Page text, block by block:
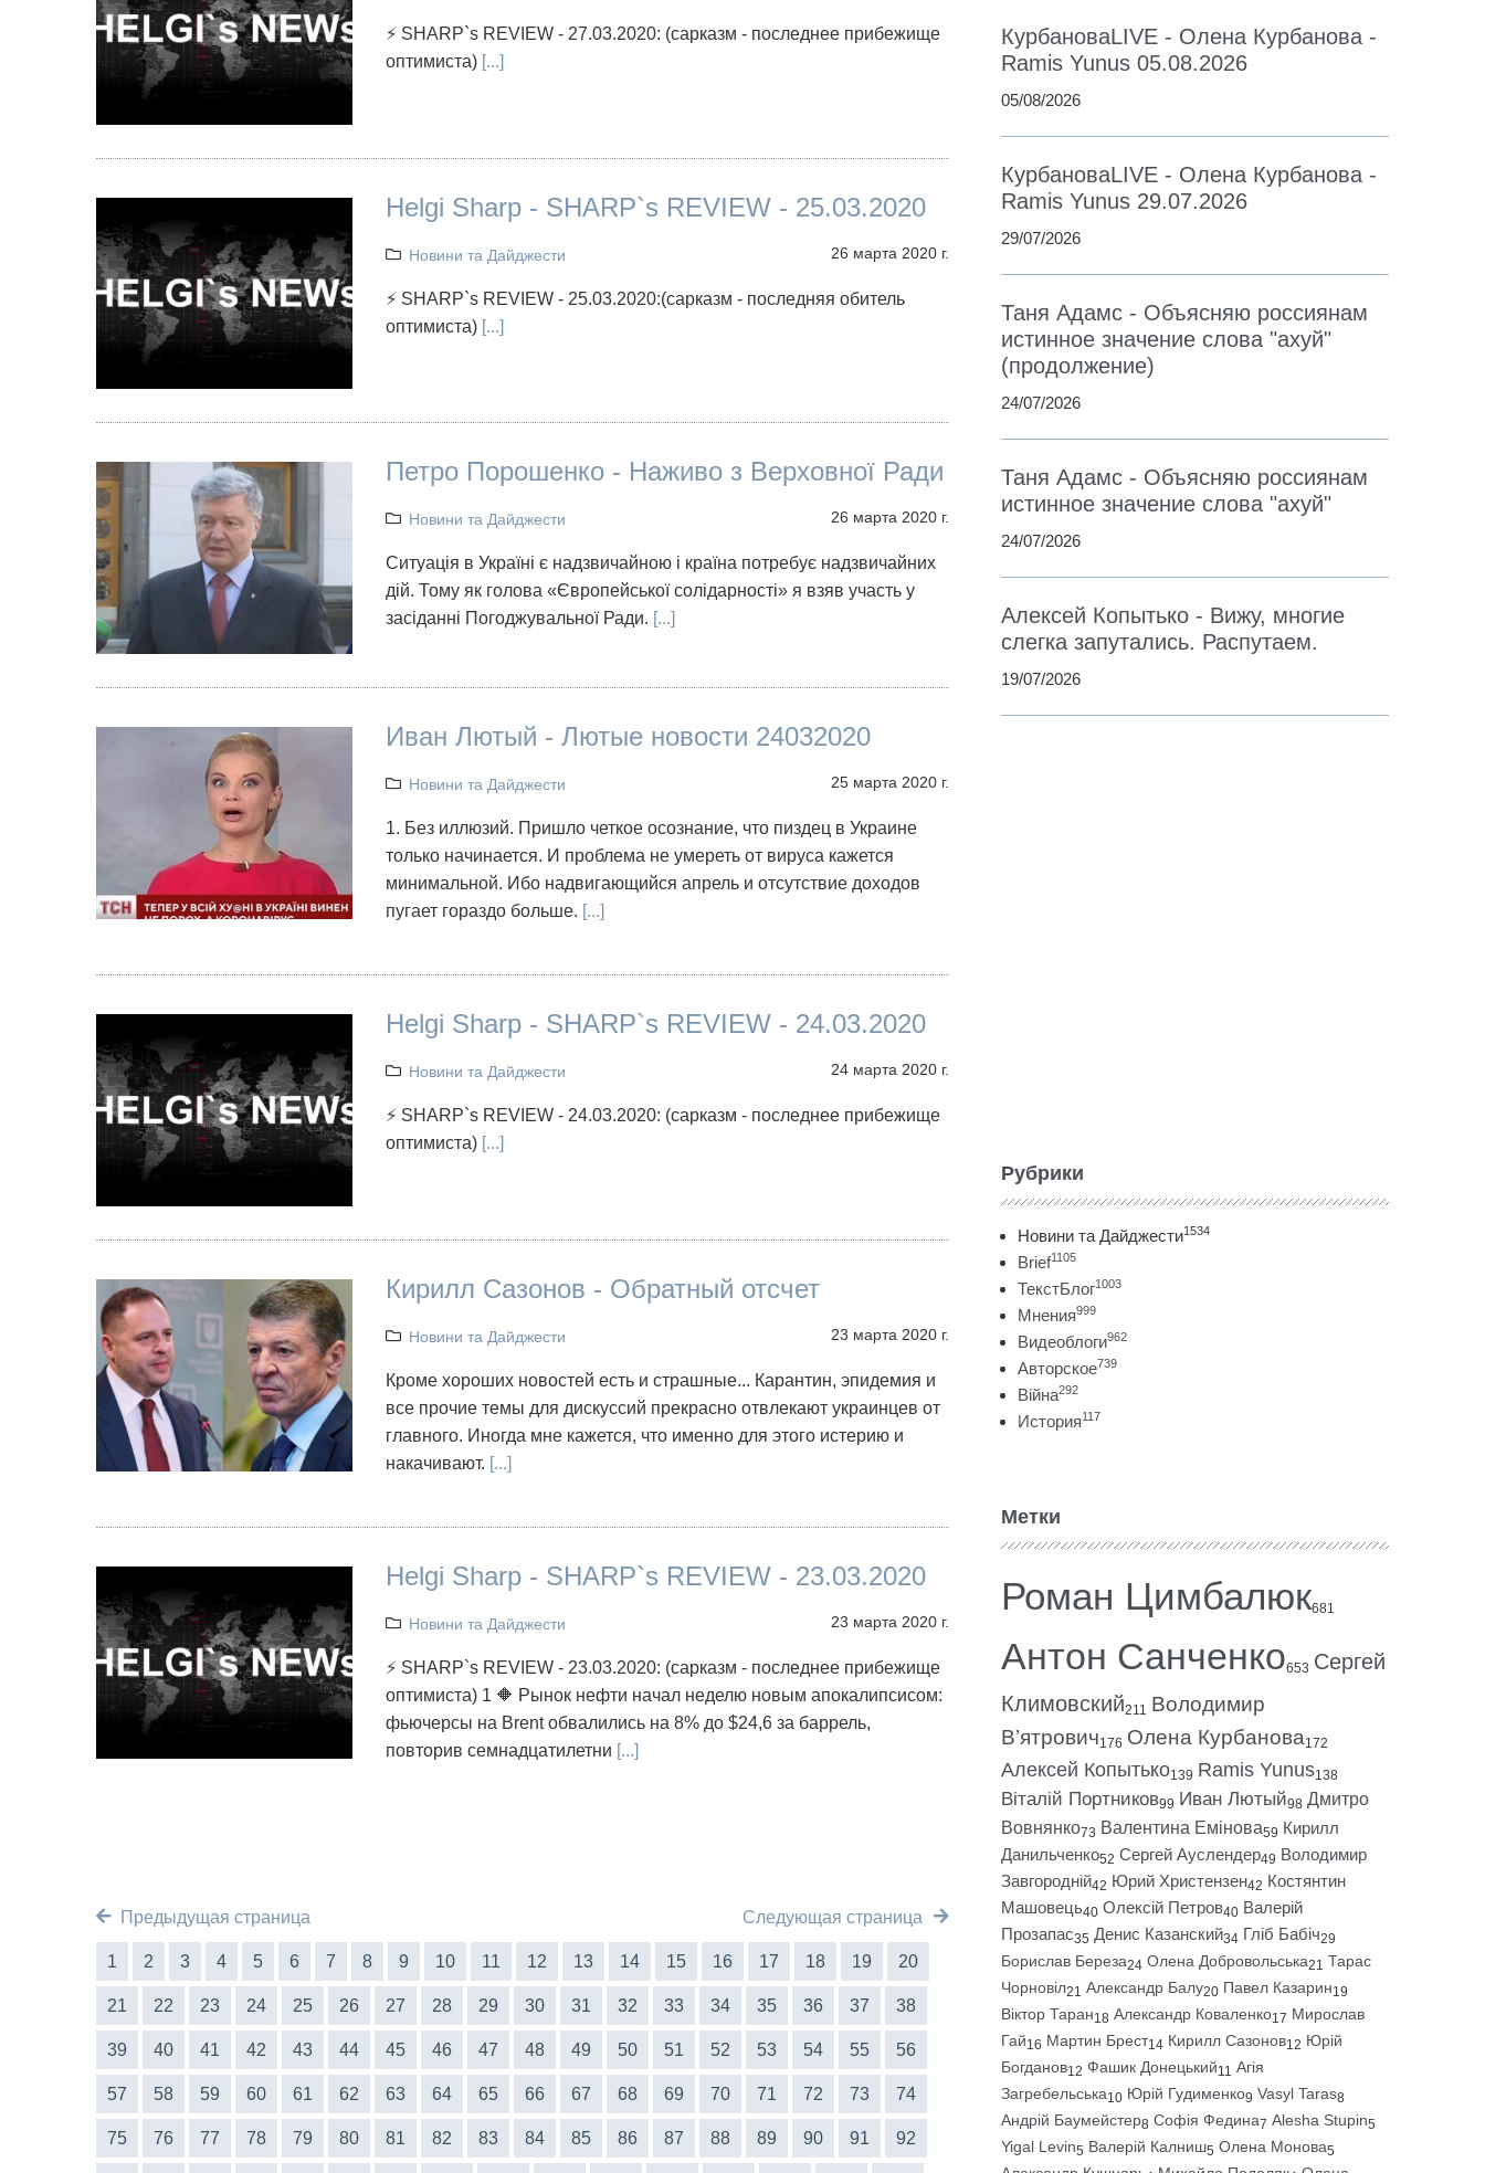
⚡ SHARP`s REVIEW - 27.03.2020: (сарказм - последнее прибежище
оптимиста)[...]
Helgi Sharp - SHARP`s REVIEW - 25.03.2020
Новини та Дайджести 26 марта 2020 г.
⚡ SHARP`s REVIEW - 25.03.2020:(сарказм - последняя обитель
оптимиста) [...]
Петро Порошенко - Наживо з Верховної Ради
Новини та Дайджести 26 марта 2020 г.
Ситуація в Україні є надзвичайною і країна потребує надзвичайних
дій. Тому як голова «Європейської солідарності» я взяв участь у
засіданні Погоджувальної Ради. [...]
Иван Лютый - Лютые новости 24032020
Новини та Дайджести 25 марта 2020 г.
1. Без иллюзий. Пришло четкое осознание, что пиздец в Украине
только начинается. И проблема не умереть от вируса кажется
минимальной. Ибо надвигающийся апрель и отсутствие доходов
пугает гораздо больше. [...]
Helgi Sharp - SHARP`s REVIEW - 24.03.2020
Новини та Дайджести 24 марта 2020 г.
⚡ SHARP`s REVIEW - 24.03.2020: (сарказм - последнее прибежище
оптимиста) [...]
Кирилл Сазонов - Обратный отсчет
Новини та Дайджести 23 марта 2020 г.
Кроме хороших новостей есть и страшные... Карантин, эпидемия и
все прочие темы для дискуссий прекрасно отвлекают украинцев от
главного. Иногда мне кажется, что именно для этого истерию и
накачивают. [...]
Helgi Sharp - SHARP`s REVIEW - 23.03.2020
Новини та Дайджести 23 марта 2020 г.
⚡ SHARP`s REVIEW - 23.03.2020: (сарказм - последнее прибежище
оптимиста) 1 🔶 Рынок нефти начал неделю новым апокалипсисом:
фьючерсы на Brent обвалились на 8% до $24,6 за баррель,
повторив семнадцатилетни [...]
Предыдущая страница Следующая страница
1 2 3 4 5 6 7 8 9 10 11 12 13 14 15 16 17 18 19 20
21 22 23 24 25 26 27 28 29 30 31 32 33 34 35 36 37 38
39 40 41 42 43 44 45 46 47 48 49 50 51 52 53 54 55 56
57 58 59 60 61 62 63 64 65 66 67 68 69 70 71 72 73 74
75 76 77 78 79 80 81 82 83 84 85 86 87 88 89 90 91 92
КурбановаLIVE - Олена Курбанова -
Ramis Yunus 05.08.2026
05/08/2026
КурбановаLIVE - Олена Курбанова -
Ramis Yunus 29.07.2026
29/07/2026
Таня Адамс - Объясняю россиянам
истинное значение слова "ахуй"
(продолжение)
24/07/2026
Таня Адамс - Объясняю россиянам
истинное значение слова "ахуй"
24/07/2026
Алексей Копытько - Вижу, многие
слегка запутались. Распутаем.
19/07/2026
Рубрики
Новини та Дайджести1534
Brief1105
ТекстБлог1003
Мнения999
Видеоблоги962
Авторское739
Війна292
История117
Метки
Роман Цимбалюк681
Антон Санченко653 Сергей
Климовский211 Володимир
В’ятрович176 Олена Курбанова172
Алексей Копытько139 Ramis Yunus138
Віталій Портников99 Иван Лютый98 Дмитро
Вовнянко73 Валентина Емінова59 Кирилл
Данильченко52 Сергей Ауслендер49 Володимир
Завгородній42 Юрий Христензен42 Костянтин
Машовець40 Олексій Петров40 Валерій
Прозапас35 Денис Казанский34 Гліб Бабіч29
Борислав Береза24 Олена Добровольська21 Тарас
Чорновіл21 Александр Балу20 Павел Казарин19
Віктор Таран18 Александр Коваленко17 Мирослав
Гай16 Мартин Брест14 Кирилл Сазонов12 Юрій
Богданов12 Фашик Донецький11 Агія
Загребельська10 Юрій Гудименко9 Vasyl Taras8
Андрій Баумейстер8 Софія Федина7 Alesha Stupin5
Yigal Levin5 Валерій Калниш5 Олена Монова5